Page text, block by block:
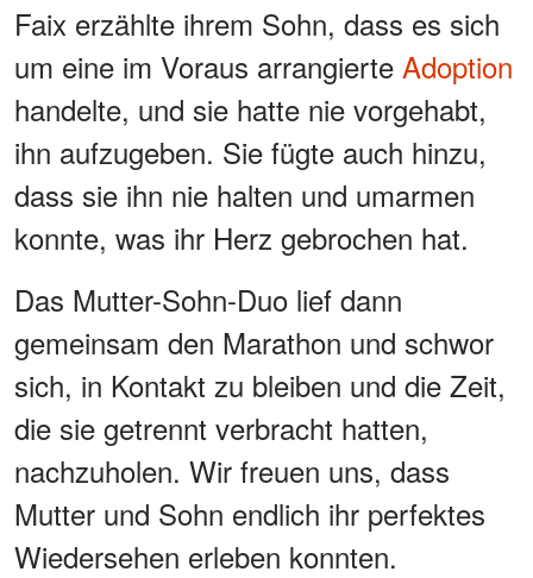
Faix erzählte ihrem Sohn, dass es sich
um eine im Voraus arrangierte Adoption
handelte, und sie hatte nie vorgehabt,
ihn aufzugeben. Sie fügte auch hinzu,
dass sie ihn nie halten und umarmen
konnte, was ihr Herz gebrochen hat.
Das Mutter-Sohn-Duo lief dann
gemeinsam den Marathon und schwor
sich, in Kontakt zu bleiben und die Zeit,
die sie getrennt verbracht hatten,
nachzuholen. Wir freuen uns, dass
Mutter und Sohn endlich ihr perfektes
Wiedersehen erleben konnten.